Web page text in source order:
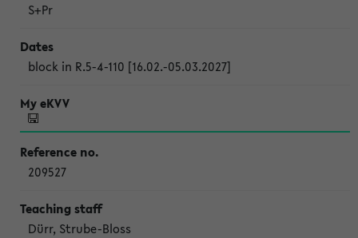
S+Pr
block in R.5-4-110 [16.02.-05.03.2027]
209527
Dürr, Strube-Bloss